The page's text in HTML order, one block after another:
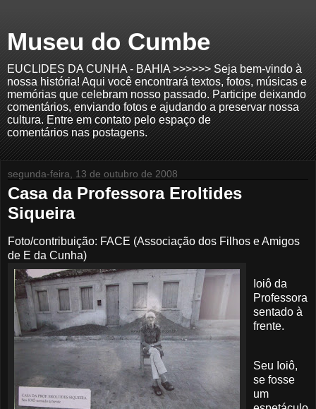
Museu do Cumbe
EUCLIDES DA CUNHA - BAHIA >>>>>> Seja bem-vindo à
nossa história! Aqui você encontrará textos, fotos, músicas e
memórias que celebram nosso passado. Participe deixando
comentários, enviando fotos e ajudando a preservar nossa
cultura. Entre em contato pelo espaço de
comentários nas postagens.
segunda-feira, 13 de outubro de 2008
Casa da Professora Eroltides
Siqueira
Foto/contribuição: FACE (Associação dos Filhos e Amigos
de E da Cunha)
Ioiô da
Professora
sentado à
frente.
Seu Ioiô,
se fosse
um